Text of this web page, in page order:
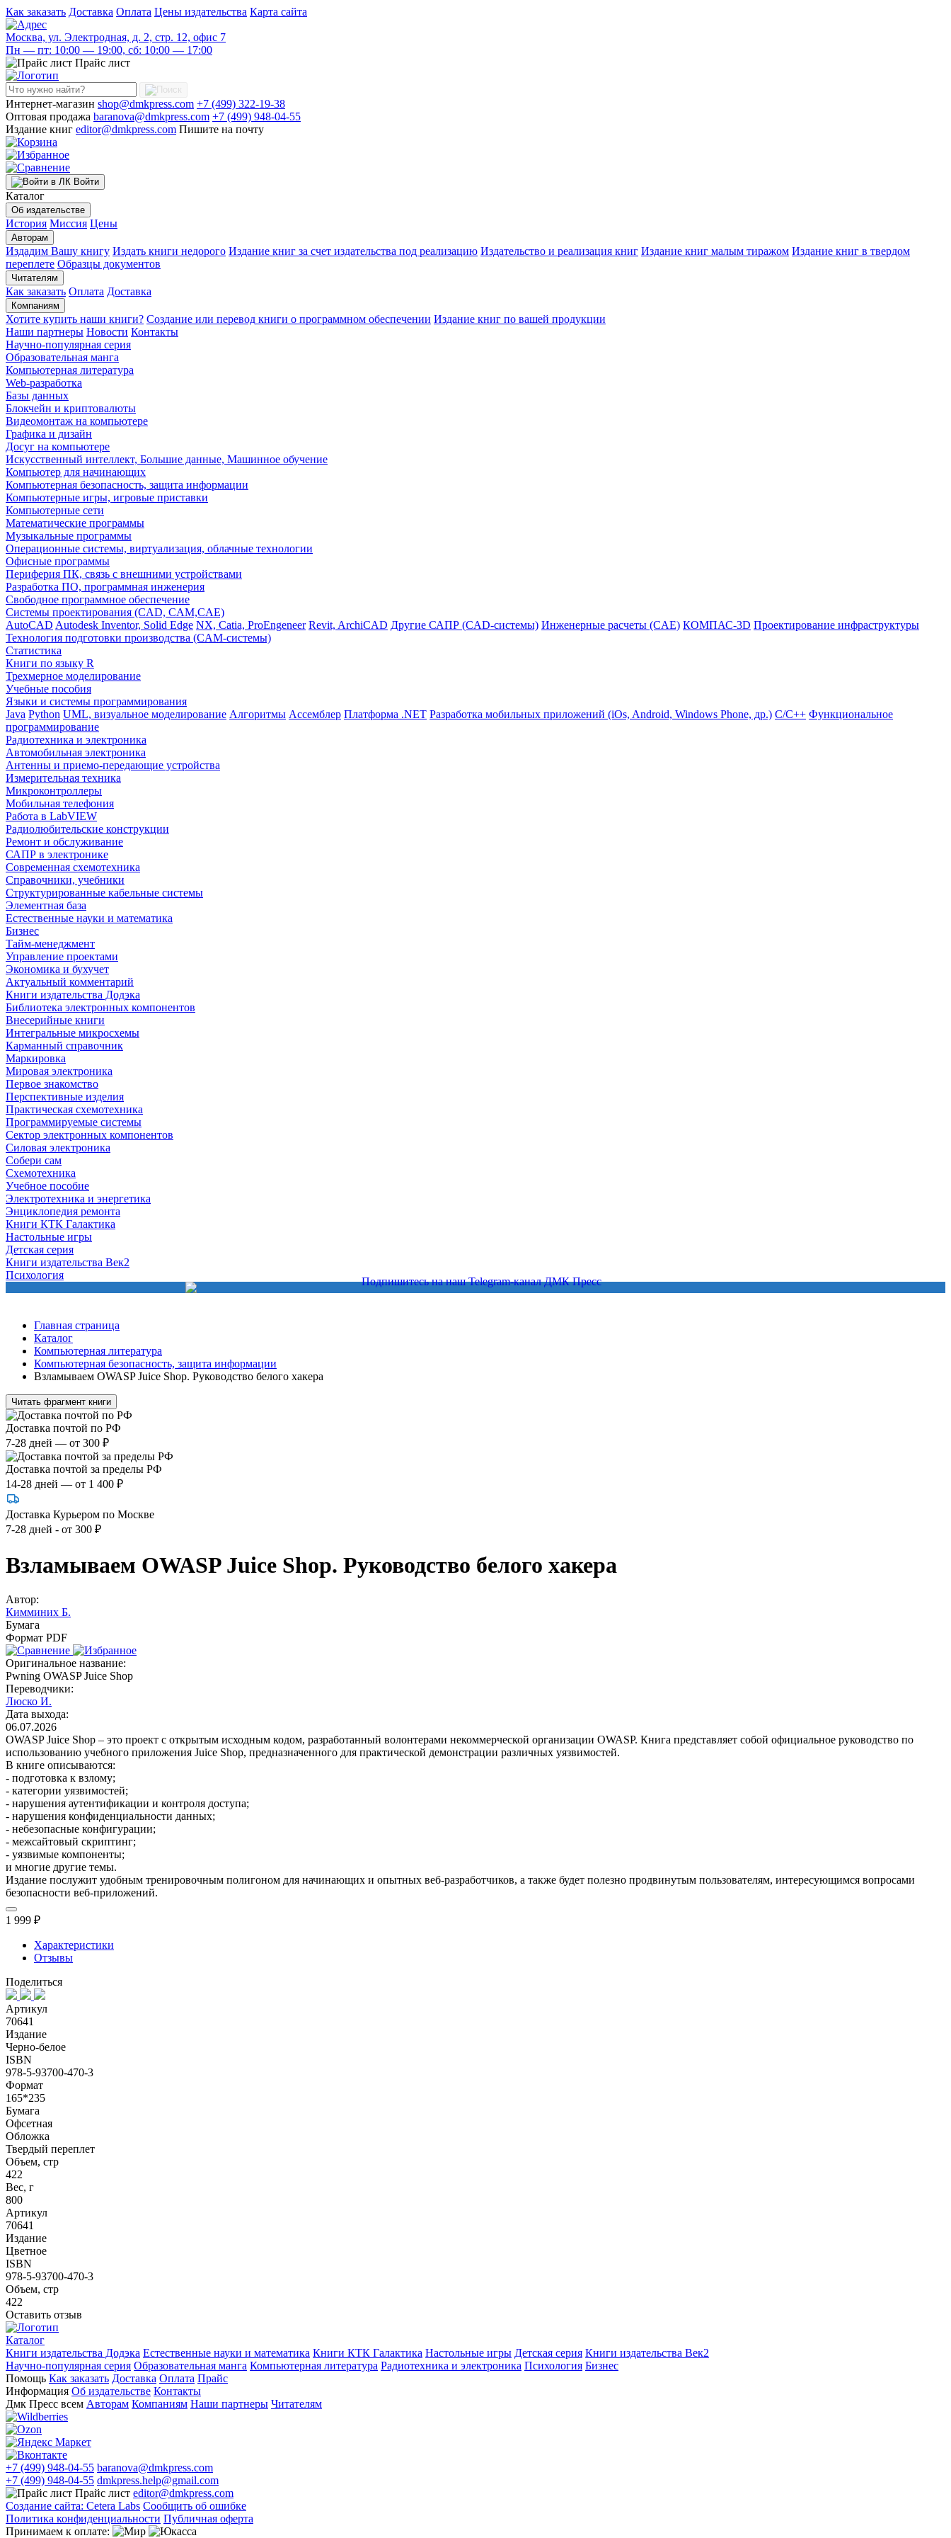
Как заказать Доставка Оплата Цены издательства Карта сайта
Москва, ул. Электродная, д. 2, стр. 12, офис 7
Пн — пт: 10:00 — 19:00, сб: 10:00 — 17:00
Прайс лист
Интернет-магазин shop@dmkpress.com +7 (499) 322-19-38
Оптовая продажа baranova@dmkpress.com +7 (499) 948-04-55
Издание книг editor@dmkpress.com Пишите на почту
Войти
Каталог
Об издательстве
История Миссия Цены
Авторам
Издадим Вашу книгу Издать книги недорого Издание книг за счет издательства под реализацию Издательство и реализация книг Издание книг малым тиражом Издание книг в твердом
переплете Образцы документов
Читателям
Как заказать Оплата Доставка
Компаниям
Хотите купить наши книги? Создание или перевод книги о программном обеспечении Издание книг по вашей продукции
Наши партнеры Новости Контакты
Научно-популярная серия
Образовательная манга
Компьютерная литература
Web-разработка
Базы данных
Блокчейн и криптовалюты
Видеомонтаж на компьютере
Графика и дизайн
Досуг на компьютере
Искусственный интеллект, Большие данные, Машинное обучение
Компьютер для начинающих
Компьютерная безопасность, защита информации
Компьютерные игры, игровые приставки
Компьютерные сети
Математические программы
Музыкальные программы
Операционные системы, виртуализация, облачные технологии
Офисные программы
Периферия ПК, связь с внешними устройствами
Разработка ПО, программная инженерия
Свободное программное обеспечение
Системы проектирования (CAD, CAM,CAE)
AutoCAD Autodesk Inventor, Solid Edge NX, Catia, ProEngeneer Revit, ArchiCAD Другие САПР (CAD-системы) Инженерные расчеты (CAE) КОМПАС-3D Проектирование инфраструктуры
Технология подготовки производства (CAM-системы)
Статистика
Книги по языку R
Трехмерное моделирование
Учебные пособия
Языки и системы программирования
Java Python UML, визуальное моделирование Алгоритмы Ассемблер Платформа .NET Разработка мобильных приложений (iOs, Android, Windows Phone, др.) С/С++ Функциональное
программирование
Радиотехника и электроника
Автомобильная электроника
Антенны и приемо-передающие устройства
Измерительная техника
Микроконтроллеры
Мобильная телефония
Работа в LabVIEW
Радиолюбительские конструкции
Ремонт и обслуживание
САПР в электронике
Современная схемотехника
Справочники, учебники
Структурированные кабельные системы
Элементная база
Естественные науки и математика
Бизнес
Тайм-менеджмент
Управление проектами
Экономика и бухучет
Актуальный комментарий
Книги издательства Додэка
Библиотека электронных компонентов
Внесерийные книги
Интегральные микросхемы
Карманный справочник
Маркировка
Мировая электроника
Первое знакомство
Перспективные изделия
Практическая схемотехника
Программируемые системы
Сектор электронных компонентов
Силовая электроника
Собери сам
Схемотехника
Учебное пособие
Электротехника и энергетика
Энциклопедия ремонта
Книги КТК Галактика
Настольные игры
Детская серия
Книги издательства Век2
Психология
Главная страница
Каталог
Компьютерная литература
Компьютерная безопасность, защита информации
Взламываем OWASP Juice Shop. Руководство белого хакера
Читать фрагмент книги
Доставка почтой по РФ
7-28 дней — от 300 ₽
Доставка почтой за пределы РФ
14-28 дней — от 1 400 ₽
Доставка Курьером по Москве
7-28 дней - от 300 ₽
Взламываем OWASP Juice Shop. Руководство белого хакера
Автор:
Кимминих Б.
Бумага
Формат PDF
Оригинальное название:
Pwning OWASP Juice Shop
Переводчики:
Люско И.
Дата выхода:
06.07.2026
OWASP Juice Shop – это проект с открытым исходным кодом, разработанный волонтерами некоммерческой организации OWASP. Книга представляет собой официальное руководство по
использованию учебного приложения Juice Shop, предназначенного для практической демонстрации различных уязвимостей.
В книге описываются:
- подготовка к взлому;
- категории уязвимостей;
- нарушения аутентификации и контроля доступа;
- нарушения конфиденциальности данных;
- небезопасные конфигурации;
- межсайтовый скриптинг;
- уязвимые компоненты;
и многие другие темы.
Издание послужит удобным тренировочным полигоном для начинающих и опытных веб-разработчиков, а также будет полезно продвинутым пользователям, интересующимся вопросами
безопасности веб-приложений.
1 999 ₽
Характеристики
Отзывы
Поделиться
Артикул
70641
Издание
Черно-белое
ISBN
978-5-93700-470-3
Формат
165*235
Бумага
Офсетная
Обложка
Твердый переплет
Объем, стр
422
Вес, г
800
Артикул
70641
Издание
Цветное
ISBN
978-5-93700-470-3
Объем, стр
422
Оставить отзыв
Каталог
Книги издательства Додэка Естественные науки и математика Книги КТК Галактика Настольные игры Детская серия Книги издательства Век2
Научно-популярная серия Образовательная манга Компьютерная литература Радиотехника и электроника Психология Бизнес
Помощь Как заказать Доставка Оплата Прайс
Информация Об издательстве Контакты
Дмк Пресс всем Авторам Компаниям Наши партнеры Читателям
+7 (499) 948-04-55 baranova@dmkpress.com
+7 (499) 948-04-55 dmkpress.help@gmail.com
Прайс лист editor@dmkpress.com
Создание сайта: Cetera Labs Сообщить об ошибке
Политика конфиденциальности Публичная оферта
Принимаем к оплате: